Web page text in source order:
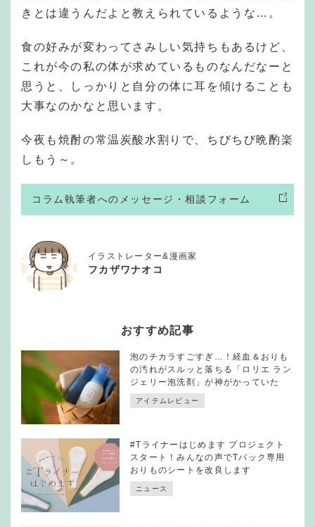
きとは違うんだよと教えられているような…。
食の好みが変わってさみしい気持ちもあるけど、
これが今の私の体が求めているものなんだなーと
思うと、しっかりと自分の体に耳を傾けることも
大事なのかなと思います。
今夜も焼酎の常温炭酸水割りで、ちびちび晩酌楽
しもう～。
コラム執筆者へのメッセージ・相談フォーム
イラストレーター&漫画家
フカザワナオコ
おすすめ記事
泡のチカラすごすぎ…！経血＆おりも
の汚れがスルッと落ちる「ロリエ ラン
ジェリー泡洗剤」が神がかっていた
アイテムレビュー
#Tライナーはじめます プロジェクト
スタート！みんなの声でTバック専用
おりものシートを改良します
ニュース